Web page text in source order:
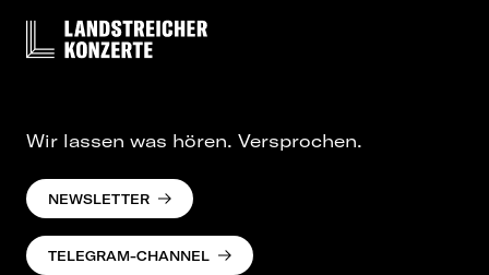
Wir lassen was hören. Versprochen.
NEWSLETTER
TELEGRAM-CHANNEL